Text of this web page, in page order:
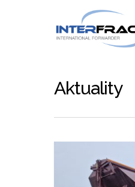
Aktuality